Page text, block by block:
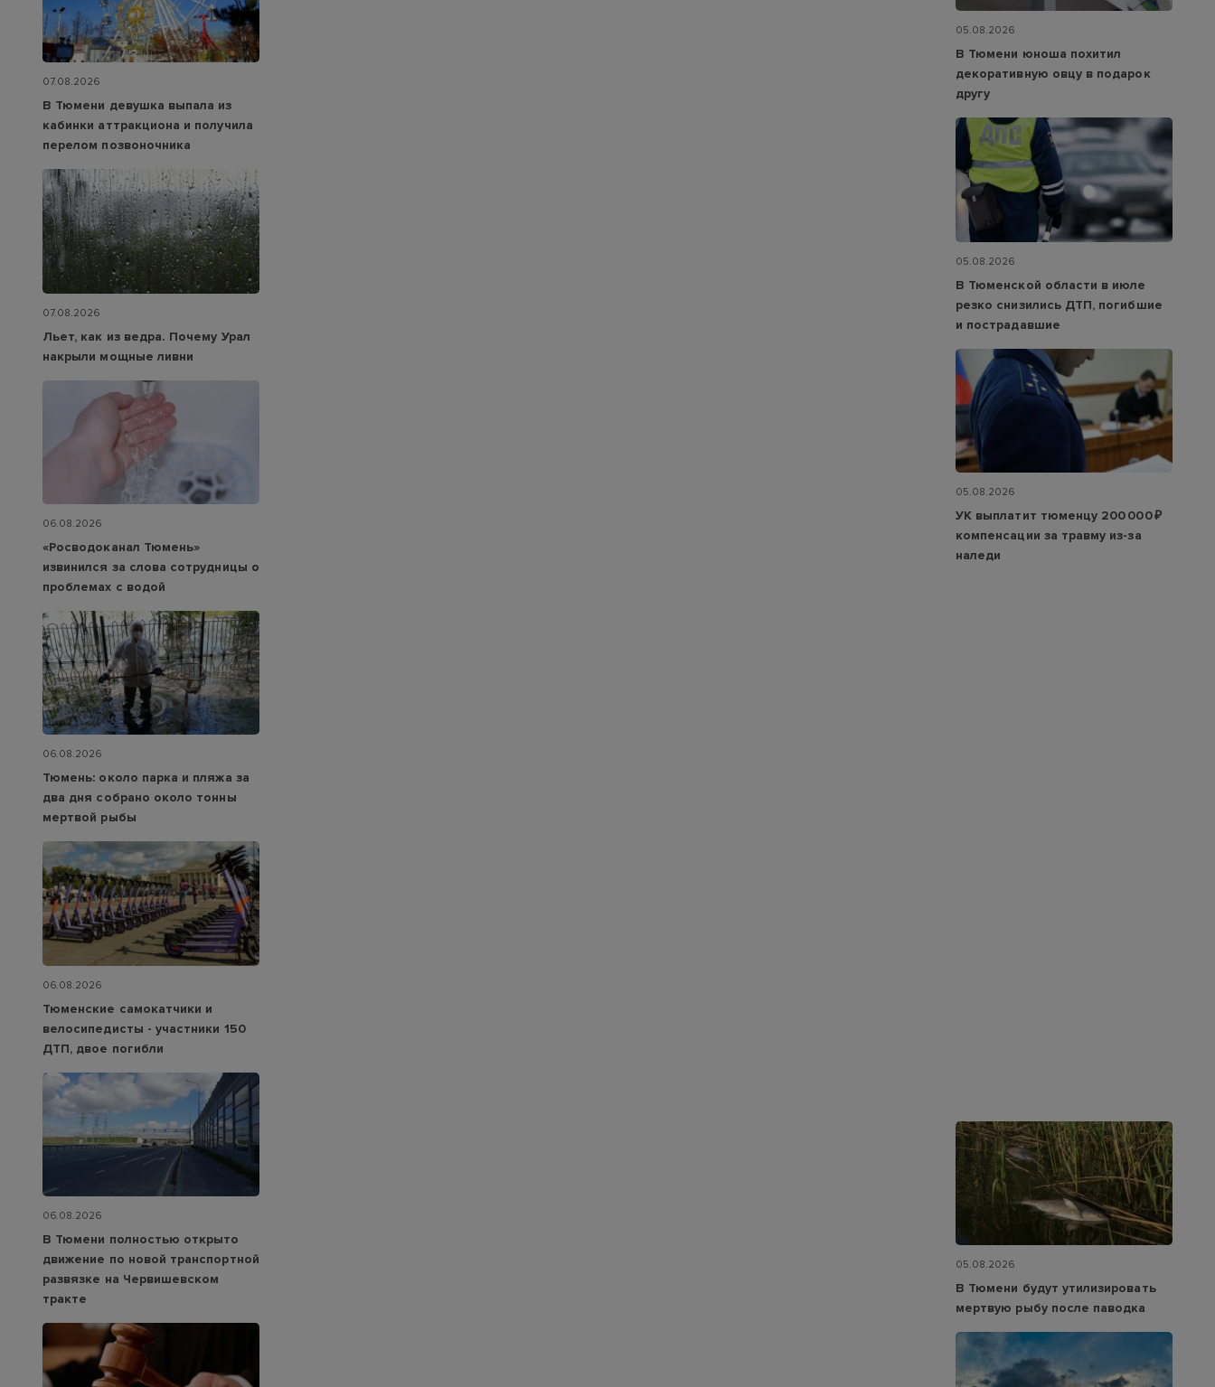
07.08.2026
В Тюмени девушка выпала из
кабинки аттракциона и получила
перелом позвоночника
07.08.2026
Льет, как из ведра. Почему Урал
накрыли мощные ливни
06.08.2026
«Росводоканал Тюмень»
извинился за слова сотрудницы о
проблемах с водой
06.08.2026
Тюмень: около парка и пляжа за
два дня собрано около тонны
мертвой рыбы
06.08.2026
Тюменские самокатчики и
велосипедисты - участники 150
ДТП, двое погибли
06.08.2026
В Тюмени полностью открыто
движение по новой транспортной
развязке на Червишевском
тракте
05.08.2026
В Тюмени юноша похитил
декоративную овцу в подарок
другу
05.08.2026
В Тюменской области в июле
резко снизились ДТП, погибшие
и пострадавшие
05.08.2026
УК выплатит тюменцу 200 000 ₽
компенсации за травму из-за
наледи
05.08.2026
В Тюмени будут утилизировать
мертвую рыбу после паводка